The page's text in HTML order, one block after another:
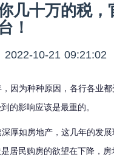
几十万的税，
！
2022-10-21 09:21:02
，因为种种原因，各行各业
的影响应该是最重的。
深厚如房地产，这几年的发
居民购房的欲望在下降，